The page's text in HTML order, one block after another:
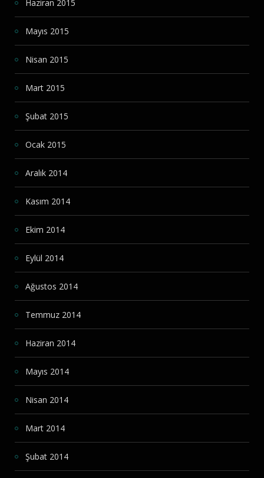
Haziran 2015
Mayıs 2015
Nisan 2015
Mart 2015
Şubat 2015
Ocak 2015
Aralık 2014
Kasım 2014
Ekim 2014
Eylül 2014
Ağustos 2014
Temmuz 2014
Haziran 2014
Mayıs 2014
Nisan 2014
Mart 2014
Şubat 2014